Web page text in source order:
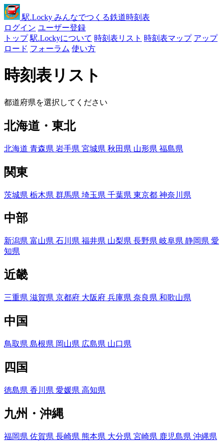
駅.Locky みんなでつくる鉄道時刻表
ログイン ユーザー登録
トップ 駅.Lockyについて 時刻表リスト 時刻表マップ アップ
ロード フォーラム 使い方
時刻表リスト
都道府県を選択してください
北海道・東北
北海道 青森県 岩手県 宮城県 秋田県 山形県 福島県
関東
茨城県 栃木県 群馬県 埼玉県 千葉県 東京都 神奈川県
中部
新潟県 富山県 石川県 福井県 山梨県 長野県 岐阜県 静岡県 愛
知県
近畿
三重県 滋賀県 京都府 大阪府 兵庫県 奈良県 和歌山県
中国
鳥取県 島根県 岡山県 広島県 山口県
四国
徳島県 香川県 愛媛県 高知県
九州・沖縄
福岡県 佐賀県 長崎県 熊本県 大分県 宮崎県 鹿児島県 沖縄県